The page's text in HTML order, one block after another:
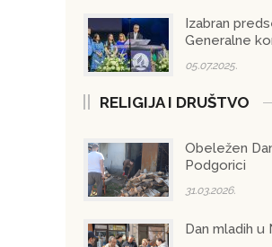
Izabran
Generalne
05.07.2025.
RELIGIJA I DRUŠTVO
Obeležen
Podgorici
31.03.2026.
Dan mladih u